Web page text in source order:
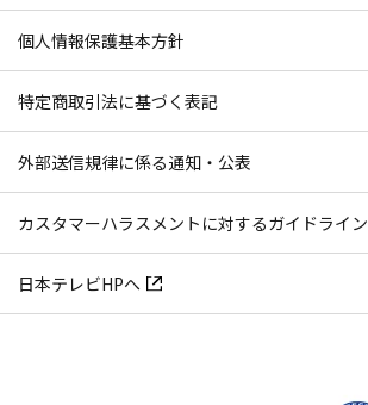
個人情報保護基本方針
特定商取引法に基づく表記
外部送信規律に係る通知・公表
カスタマーハラスメントに対するガイドライン
日本テレビHPへ